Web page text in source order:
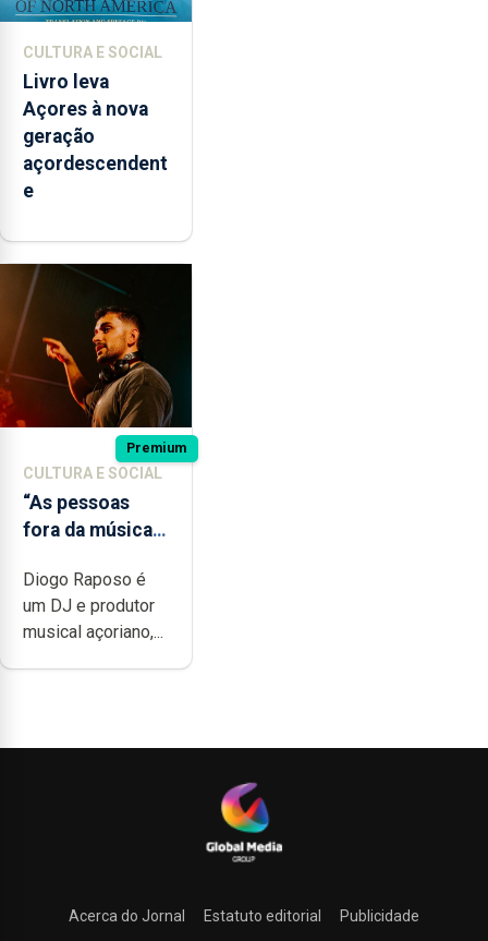
CULTURA E SOCIAL
Livro leva
Açores à nova
geração
açordescendent
e
Premium
CULTURA E SOCIAL
“As pessoas
fora da música
do quão difícil é
produzir uma
música”
Diogo Raposo é
um DJ e produtor
musical açoriano,...
Acerca do Jornal Estatuto editorial Publicidade